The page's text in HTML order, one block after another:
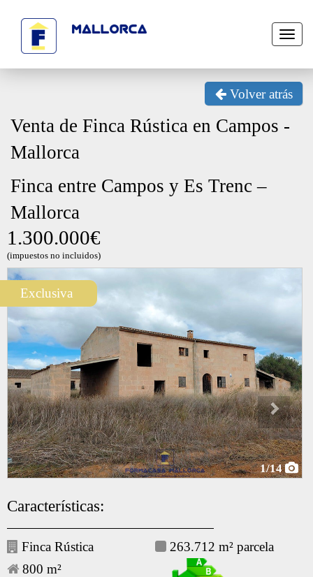
Toggle
Volver atrás
Venta de Finca Rústica en Campos -
Mallorca
Finca entre Campos y Es Trenc –
Mallorca
1.300.000€
(impuestos no incluidos)
Exclusiva
1/14
Características:
Finca Rústica
800 m²
263.712 m² parcela